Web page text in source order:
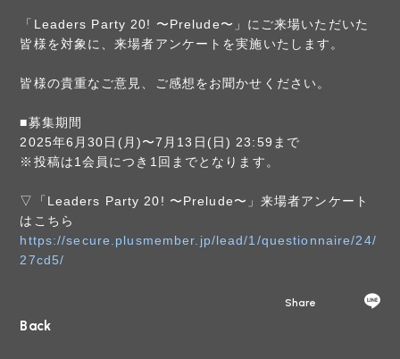
「Leaders Party 20! 〜Prelude〜」にご来場いただいた
皆様を対象に、来場者アンケートを実施いたします。
皆様の貴重なご意見、ご感想をお聞かせください。
■募集期間
2025年6月30日(月)〜7月13日(日) 23:59まで
※投稿は1会員につき1回までとなります。
▽「Leaders Party 20! 〜Prelude〜」来場者アンケート
はこちら
https://secure.plusmember.jp/lead/1/questionnaire/24/
27cd5/
Share
Back